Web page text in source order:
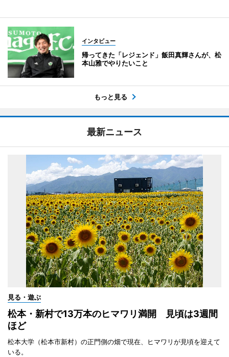
インタビュー
帰ってきた「レジェンド」飯田真輝さんが、松
本山雅でやりたいこと
もっと見る
最新ニュース
見る・遊ぶ
松本・新村で13万本のヒマワリ満開 見頃は3週間
ほど
松本大学（松本市新村）の正門側の畑で現在、ヒマワリが見頃を迎えて
いる。